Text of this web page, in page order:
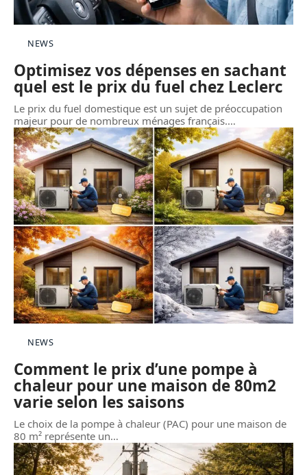
NEWS
Optimisez vos dépenses en sachant
quel est le prix du fuel chez Leclerc
Le prix du fuel domestique est un sujet de préoccupation
majeur pour de nombreux ménages français.…
NEWS
Comment le prix d’une pompe à
chaleur pour une maison de 80m2
varie selon les saisons
Le choix de la pompe à chaleur (PAC) pour une maison de
80 m² représente un…